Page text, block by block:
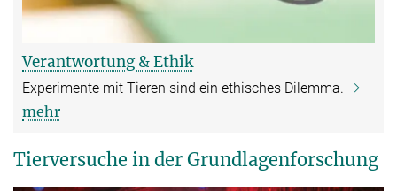
Verantwortung & Ethik
Experimente mit Tieren sind ein ethisches Dilemma.
mehr
Tierversuche in der Grundlagenforschung